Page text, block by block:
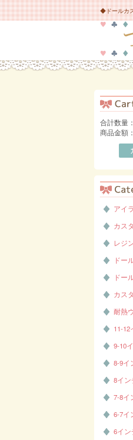
◆ドールカ
合計数量：
商品金額：
アイ
カス
レジ
ドー
ドー
カス
耐熱
11-
9-10
8-9イ
8イン
7-8イ
6-7イ
6イン